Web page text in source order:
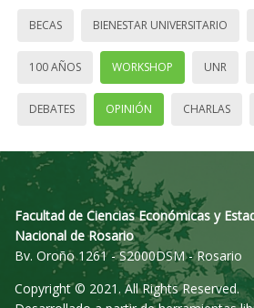
BECAS BIENESTAR UNIVERSITARIO
100 AÑOS WORKSHOP UNR
DEBATES OPINIÓN CHARLAS
Facultad de Ciencias Económicas y
Nacional de Rosario
Bv. Oroño 1261 - S2000DSM - Rosario
Copyright © 2021. All Rights Reserved.